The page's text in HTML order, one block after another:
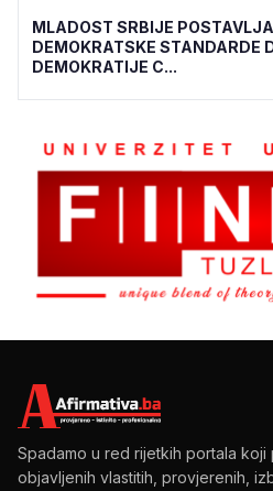
MLADOST SRBIJE
DEMOKRATSKE STANDARDE
DEMOKRATIJE C...
Spadamo u red rijetkih portala
objavljenih vlastitih, provjerenih,